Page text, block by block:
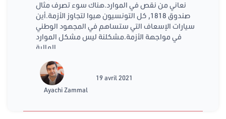
نعاني من نقص في الموارد.هناك سوء تصرف مثال
صندوق 1818, كل التونسيون هبوا لتجاوز الأزمة.أين
سيارات الإسعاف التي ستساهم في المجهود الوطني
في مواجهة الأزمة.مشكلنة ليس مشكل الموارد
المالية
Ayachi Zammal
19 avril 2021